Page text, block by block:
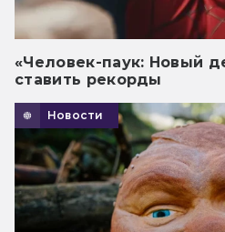
«Человек-паук: Новый
ставить рекорды
Новости